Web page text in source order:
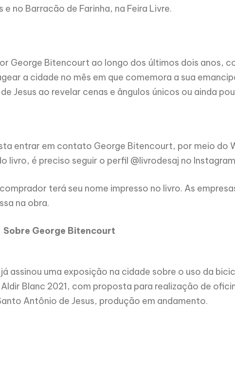
no Barracão de Farinha, na Feira Livre.
George Bitencourt ao longo dos últimos dois anos,
a cidade no mês em que comemora a sua
Jesus ao revelar cenas e ângulos únicos ou ainda
entrar em contato George Bitencourt, por meio do
livro, é preciso seguir o perfil @livrodesaj no
terá seu nome impresso no livro. As
na obra.
Sobre George Bitencourt
uma exposição na cidade sobre o uso da
Blanc 2021, com proposta para realização de
Antônio de Jesus, produção em andamento.